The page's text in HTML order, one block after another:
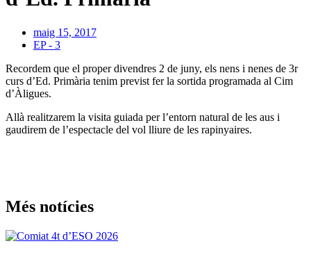
maig 15, 2017
EP - 3
Recordem que el proper divendres 2 de juny, els nens i nenes de 3r
curs d’Ed. Primària tenim previst fer la sortida programada al Cim
d’Àligues.
Allà realitzarem la visita guiada per l’entorn natural de les aus i
gaudirem de l’espectacle del vol lliure de les rapinyaires.
Més notícies